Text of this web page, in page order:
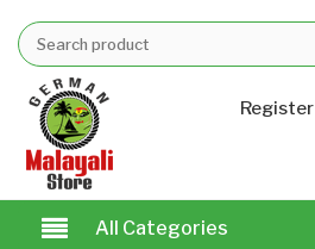
Register
All Categories